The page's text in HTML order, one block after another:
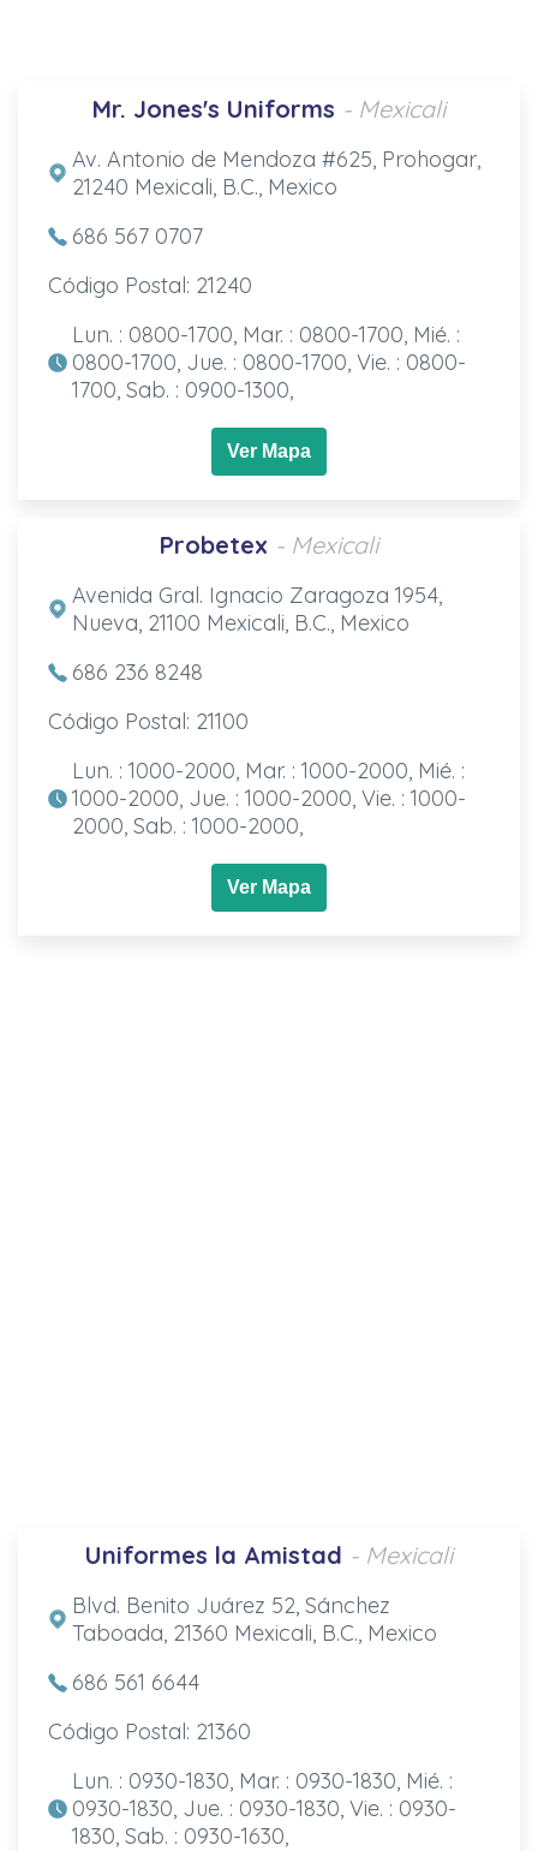
Mr. Jones's Uniforms - Mexicali
Av. Antonio de Mendoza #625, Prohogar,
21240 Mexicali, B.C., Mexico
686 567 0707
Código Postal: 21240
Lun. : 0800-1700, Mar. : 0800-1700, Mié. :
0800-1700, Jue. : 0800-1700, Vie. : 0800-
1700, Sab. : 0900-1300,
Ver Mapa
Probetex - Mexicali
Avenida Gral. Ignacio Zaragoza 1954,
Nueva, 21100 Mexicali, B.C., Mexico
686 236 8248
Código Postal: 21100
Lun. : 1000-2000, Mar. : 1000-2000, Mié. :
1000-2000, Jue. : 1000-2000, Vie. : 1000-
2000, Sab. : 1000-2000,
Ver Mapa
Uniformes la Amistad - Mexicali
Blvd. Benito Juárez 52, Sánchez
Taboada, 21360 Mexicali, B.C., Mexico
686 561 6644
Código Postal: 21360
Lun. : 0930-1830, Mar. : 0930-1830, Mié. :
0930-1830, Jue. : 0930-1830, Vie. : 0930-
1830, Sab. : 0930-1630,